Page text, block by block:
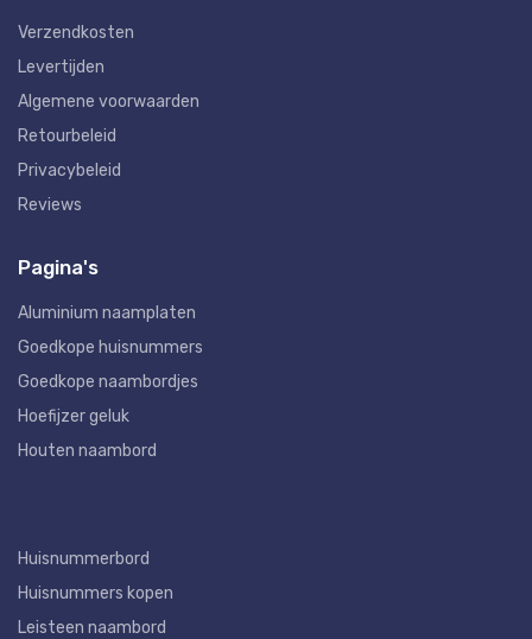
Verzendkosten
Levertijden
Algemene voorwaarden
Retourbeleid
Privacybeleid
Reviews
Pagina's
Aluminium naamplaten
Goedkope huisnummers
Goedkope naambordjes
Hoefijzer geluk
Houten naambord
Huisnummerbord
Huisnummers kopen
Leisteen naambord